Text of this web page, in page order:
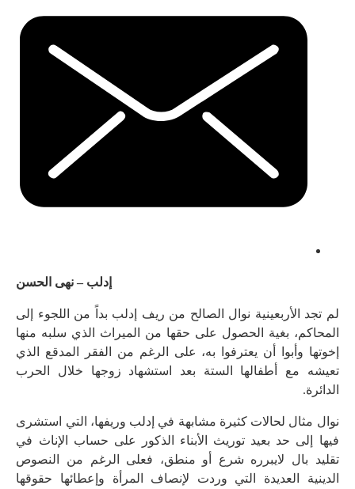
إدلب – نهى الحسن
لم تجد الأربعينية نوال الصالح من ريف إدلب بداً من اللجوء إلى
المحاكم، بغية الحصول على حقها من الميراث الذي سلبه منها
إخوتها وأبوا أن يعترفوا به، على الرغم من الفقر المدقع الذي
تعيشه مع أطفالها الستة بعد استشهاد زوجها خلال الحرب
الدائرة.
نوال مثال لحالات كثيرة مشابهة في إدلب وريفها، التي استشرى
فيها إلى حد بعيد توريث الأبناء الذكور على حساب الإناث في
تقليد بال لايبرره شرع أو منطق، فعلى الرغم من النصوص
الدينية العديدة التي وردت لإنصاف المرأة وإعطائها حقوقها